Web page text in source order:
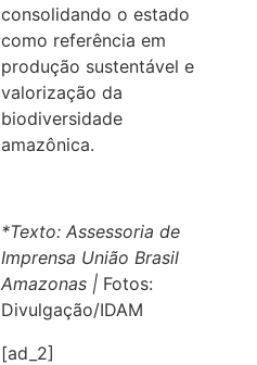
consolidando o estado
como referência em
produção sustentável e
valorização da
biodiversidade
amazônica.
*Texto: Assessoria de
Imprensa União Brasil
Amazonas | Fotos:
Divulgação/IDAM
[ad_2]